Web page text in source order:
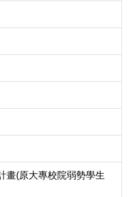
畫(原大專校院弱勢學生